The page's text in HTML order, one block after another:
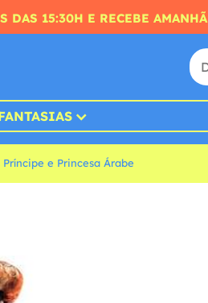
DAS 15:30H E RECEBE AMANHÃ
Príncipe e Princesa Árabe